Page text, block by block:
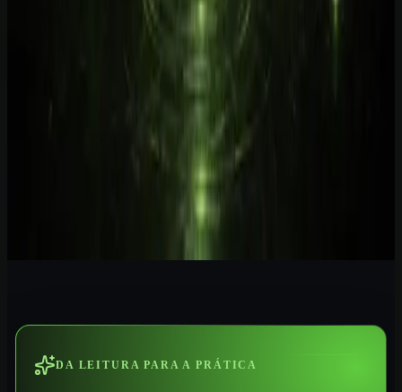
ChatGPT GPT-5.5 Profissional 2026
Domine o GPT-5.5 com fluxos profissionais, prompts modernos,
IA para Contadores 2026: Guia Prática
IA aplicada ao trabalho profissional no Brasil.
DA LEITURA PARA A PRÁTICA